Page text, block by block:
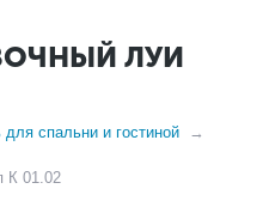
ЛУИ
спальни и гостиной
К 01.02